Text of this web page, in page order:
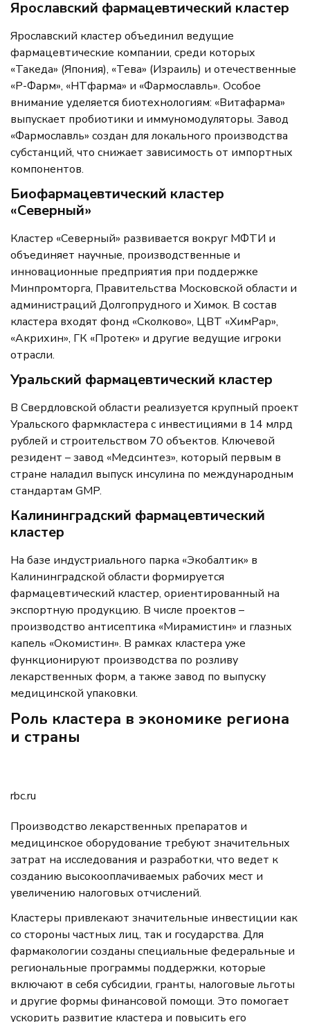
Ярославский фармацевтический кластер
Ярославский кластер объединил ведущие
фармацевтические компании, среди которых
«Такеда» (Япония), «Тева» (Израиль) и отечественные
«Р-Фарм», «НТфарма» и «Фармославль». Особое
внимание уделяется биотехнологиям: «Витафарма»
выпускает пробиотики и иммуномодуляторы. Завод
«Фармославль» создан для локального производства
субстанций, что снижает зависимость от импортных
компонентов.
Биофармацевтический кластер
«Северный»
Кластер «Северный» развивается вокруг МФТИ и
объединяет научные, производственные и
инновационные предприятия при поддержке
Минпромторга, Правительства Московской области и
администраций Долгопрудного и Химок. В состав
кластера входят фонд «Сколково», ЦВТ «ХимРар»,
«Акрихин», ГК «Протек» и другие ведущие игроки
отрасли.
Уральский фармацевтический кластер
В Свердловской области реализуется крупный проект
Уральского фармкластера с инвестициями в 14 млрд
рублей и строительством 70 объектов. Ключевой
резидент – завод «Медсинтез», который первым в
стране наладил выпуск инсулина по международным
стандартам GMP.
Калининградский фармацевтический
кластер
На базе индустриального парка «Экобалтик» в
Калининградской области формируется
фармацевтический кластер, ориентированный на
экспортную продукцию. В числе проектов –
производство антисептика «Мирамистин» и глазных
капель «Окомистин». В рамках кластера уже
функционируют производства по розливу
лекарственных форм, а также завод по выпуску
медицинской упаковки.
Роль кластера в экономике региона
и страны
rbc.ru
Производство лекарственных препаратов и
медицинское оборудование требуют значительных
затрат на исследования и разработки, что ведет к
созданию высокооплачиваемых рабочих мест и
увеличению налоговых отчислений.
Кластеры привлекают значительные инвестиции как
со стороны частных лиц, так и государства. Для
фармакологии созданы специальные федеральные и
региональные программы поддержки, которые
включают в себя субсидии, гранты, налоговые льготы
и другие формы финансовой помощи. Это помогает
ускорить развитие кластера и повысить его